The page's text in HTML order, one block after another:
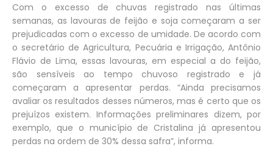
Com o excesso de chuvas registrado nas últimas
semanas, as lavouras de feijão e soja começaram a ser
prejudicadas com o excesso de umidade. De acordo com
o secretário de Agricultura, Pecuária e Irrigação, Antônio
Flávio de Lima, essas lavouras, em especial a do feijão,
são sensíveis ao tempo chuvoso registrado e já
começaram a apresentar perdas. “Ainda precisamos
avaliar os resultados desses números, mas é certo que os
prejuízos existem. Informações preliminares dizem, por
exemplo, que o município de Cristalina já apresentou
perdas na ordem de 30% dessa safra”, informa.